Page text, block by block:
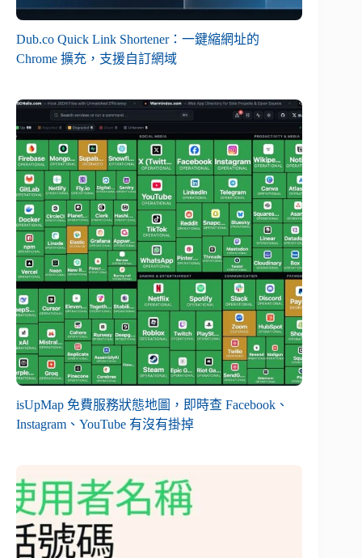
Dub.co Quick Link Shortener：一鍵縮網址的
Chrome 擴充，支援自訂網域
isUpMap 免費服務狀態地圖，即時查 Facebook、
Instagram、YouTube 有沒有掛掉